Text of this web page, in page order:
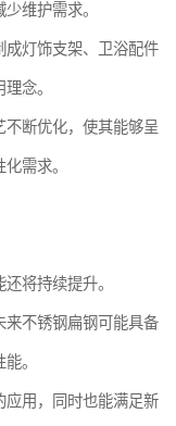
维护需求。
成灯饰支架、卫浴配件
念。
不断优化，使其能够呈
需求。
将持续提升。
来不锈钢扁钢可能具备
。
应用，同时也能满足新